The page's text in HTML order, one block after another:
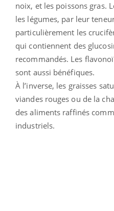
noix, et les poissons gras.
les légumes, par leur
particulièrement les
qui contiennent des
recommandés. Les
sont aussi bénéfiques.
À l’inverse, les graisses
viandes rouges ou de la
des aliments raffinés
industriels.